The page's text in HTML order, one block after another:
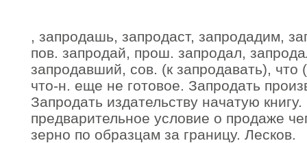
, запродашь, запродаст, запродадим,
пов. запродай, прош. запродал,
запродавший, сов. (к запродавать), что
что-н. еще не готовое. Запродать
Запродать издательству начатую
предварительное условие о продаже
зерно по образцам за границу. Лесков.